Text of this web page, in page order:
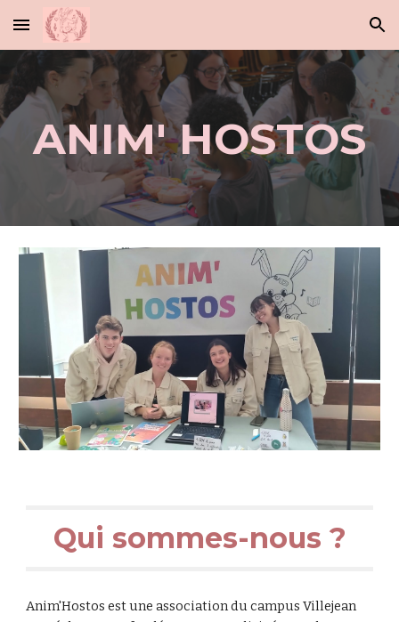
Skip to main content Skip to navigation
ANIM' HOSTOS
Qui sommes-nous ?
Anim'Hostos est une association du campus Villejean